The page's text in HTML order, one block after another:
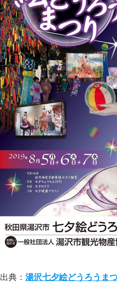
出典： 湯沢七夕絵どうろうま